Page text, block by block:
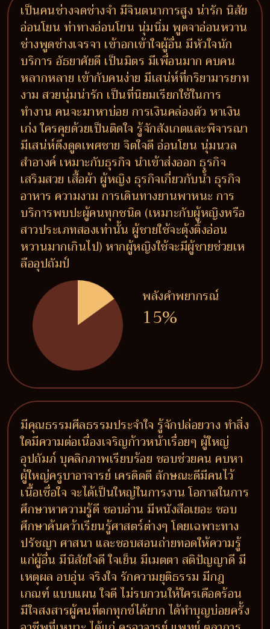
เป็นคนช่างจดช่างจำ มีจินตนาการสูง น่ารัก นิสัย
อ่อนโยน ท่าทางอ่อนโยน นุ่มนิ่ม พูดจาอ่อนหวาน
ช่างพูดช่างเจรจา เข้าอกเข้าใจผู้อื่น มีหัวใจนัก
บริการ อัธยาศัยดี เป็นมิตร มีเพื่อนมาก คบคน
หลากหลาย เข้ากับคนง่าย มีเสน่ห์ที่กริยามารยาท
งาม สวยนุ่มน่ารัก เป็นที่นิยมเรียกใช้ในการ
ทำงาน คนจะมาหาบ่อย การเงินคล่องตัว หาเงิน
เก่ง ใครคุยด้วยเป็นติดใจ รู้จักสังเกตและพิจารณา
มีเสน่ห์ดึงดูดเพศชาย จิตใจดี อ่อนโยน นุ่มนวล
สำอางค์ เหมาะกับธุรกิจ นำเข้าส่งออก ธุรกิจ
เสริมสวย เสื้อผ้า ผู้หญิง ธุรกิจเกี่ยวกับน้ำ ธุรกิจ
อาหาร ความงาม การเดินทางยานพาหนะ การ
บริการพบปะผู้คนทุกชนิด (เหมาะกับผู้หญิงหรือ
สาวประเภทสองเท่านั้น ผู้ชายใช้จะตุ้งติ้งอ่อน
หวานมากเกินไป) หากผู้หญิงใช้จะมีผู้ชายช่วยเห
ลืออุปถัมป์
พลังคำพยากรณ์
15%
มีคุณธรรมศีลธรรมประจำใจ รู้จักปล่อยวาง ทำสิ่ง
ใดมีความต่อเนื่องเจริญก้าวหน้าเรื่อยๆ ผู้ใหญ่
อุปถัมภ์ บุคลิกภาพเรียบร้อย ชอบช่วยคน คบหา
ผู้ใหญ่ครูบาอาจารย์ เครดิตดี ลักษณะดีมีคนไว้
เนื้อเชื่อใจ จะได้เป็นใหญ่ในการงาน โอกาสในการ
ศึกษาหาความรู้ดี ชอบอ่าน มีหนังสือเยอะ ชอบ
ศึกษาค้นคว้าเรียนรู้ศาสตร์ต่างๆ โดยเฉพาะทาง
ปรัชญา ศาสนา และชอบสอนถ่ายทอดให้ความรู้
แก่ผู้อื่น มีนิสัยใจดี ใจเย็น มีเมตตา สติปัญญาดี มี
เหตุผล อบอุ่น จริงใจ รักความยุติธรรม มีกฎ
เกณฑ์ แบบแผน ใจดี ไม่รบกวนให้ใครเดือดร้อน
มีใจสงสารผู้คนที่ตกทุกข์ได้ยาก ได้ทำบุญบ่อยครั้ง